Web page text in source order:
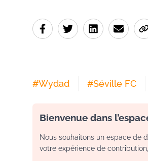
#Wydad #Séville FC
Bienvenue dans
Nous souhaitons un espace de
votre expérience de